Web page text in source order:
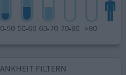
FILTERN